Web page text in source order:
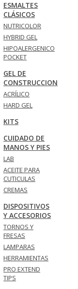
ESMALTES
CLÁSICOS
NUTRICOLOR
HYBRID GEL
HIPOALERGENICO
POCKET
GEL DE
CONSTRUCCION
ACRÍLICO
HARD GEL
KITS
CUIDADO DE
MANOS Y PIES
LAB
ACEITE PARA
CUTICULAS
CREMAS
DISPOSITIVOS
Y ACCESORIOS
TORNOS Y
FRESAS
LAMPARAS
HERRAMIENTAS
PRO EXTEND
TIPS